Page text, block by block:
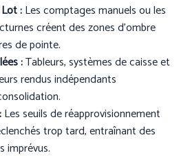
:Les comptages manuels ou les
créent des zones d’ombre
de pointe.
:Tableurs, systèmes de caisse et
rendus indépendants
Les seuils de réapprovisionnement
trop tard, entraînant des
imprévus.